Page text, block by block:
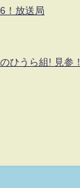
！放送局
ひうら組! 見参！